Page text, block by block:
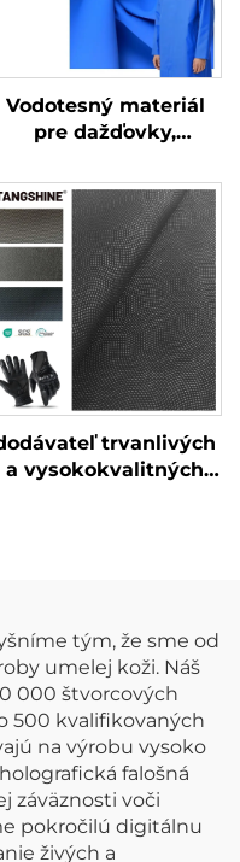
Vodotesný materiál
pre dažďovky,
koža
trvanlivých
a vysokokvalitných
tým, že sme od
umelej koži. Náš
000 štvorcových
500 kvalifikovaných
na výrobu vysoko
falošná
záväznosti voči
pokročilú digitálnu
živých a